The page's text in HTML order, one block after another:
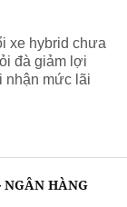
xe hybrid chưa
đà giảm lợi
nhận mức lãi
NGÂN HÀNG